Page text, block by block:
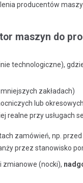
producentów
maszyn do
technologiczne),
zakładach)
lub
realne przy usługach
zamówień, np.
przez stanowisko
zmianowe (nocki),